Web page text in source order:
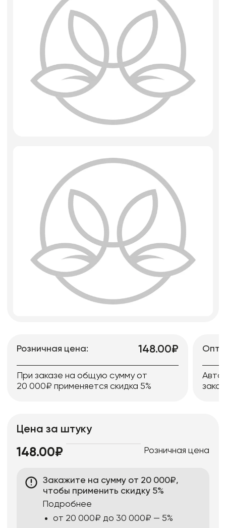
Игрушки мягкие
Сухоцветы
Розничная цена: 148.00₽
При заказе на общую сумму от
20 000₽ применяется скидка 5%
Цена за штуку
148.00₽ Розничная цена
Закажите на сумму от 20 000₽,
чтобы применить скидку 5%
Подробнее
от 20 000₽ до 30 000₽ — 5%